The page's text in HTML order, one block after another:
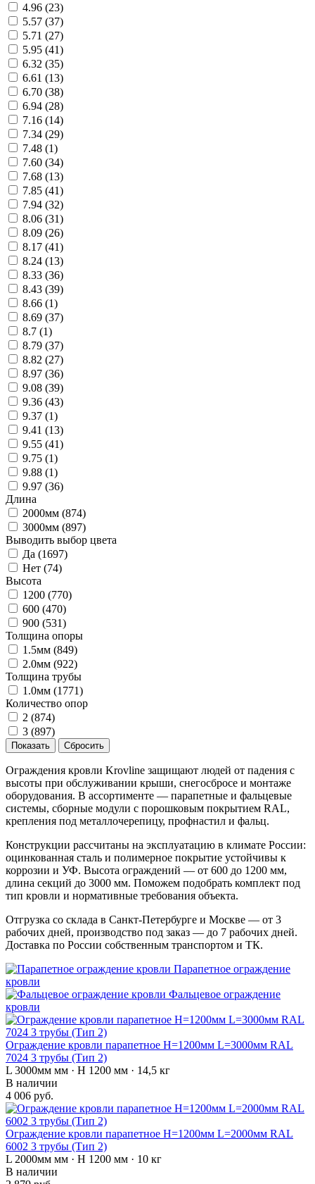
4.96 (23)
5.57 (37)
5.71 (27)
5.95 (41)
6.32 (35)
6.61 (13)
6.70 (38)
6.94 (28)
7.16 (14)
7.34 (29)
7.48 (1)
7.60 (34)
7.68 (13)
7.85 (41)
7.94 (32)
8.06 (31)
8.09 (26)
8.17 (41)
8.24 (13)
8.33 (36)
8.43 (39)
8.66 (1)
8.69 (37)
8.7 (1)
8.79 (37)
8.82 (27)
8.97 (36)
9.08 (39)
9.36 (43)
9.37 (1)
9.41 (13)
9.55 (41)
9.75 (1)
9.88 (1)
9.97 (36)
Длина
2000мм (874)
3000мм (897)
Выводить выбор цвета
Да (1697)
Нет (74)
Высота
1200 (770)
600 (470)
900 (531)
Толщина опоры
1.5мм (849)
2.0мм (922)
Толщина трубы
1.0мм (1771)
Количество опор
2 (874)
3 (897)
Ограждения кровли Krovline защищают людей от падения с
высоты при обслуживании крыши, снегосбросе и монтаже
оборудования. В ассортименте — парапетные и фальцевые
системы, сборные модули с порошковым покрытием RAL,
крепления под металлочерепицу, профнастил и фальц.
Конструкции рассчитаны на эксплуатацию в климате России:
оцинкованная сталь и полимерное покрытие устойчивы к
коррозии и УФ. Высота ограждений — от 600 до 1200 мм,
длина секций до 3000 мм. Поможем подобрать комплект под
тип кровли и нормативные требования объекта.
Отгрузка со склада в Санкт-Петербурге и Москве — от 3
рабочих дней, производство под заказ — до 7 рабочих дней.
Доставка по России собственным транспортом и ТК.
Парапетное ограждение
кровли
Фальцевое ограждение
кровли
Ограждение кровли парапетное H=1200мм L=3000мм RAL
7024 3 трубы (Тип 2)
L 3000мм мм · H 1200 мм · 14,5 кг
В наличии
4 006 руб.
Ограждение кровли парапетное H=1200мм L=2000мм RAL
6002 3 трубы (Тип 2)
L 2000мм мм · H 1200 мм · 10 кг
В наличии